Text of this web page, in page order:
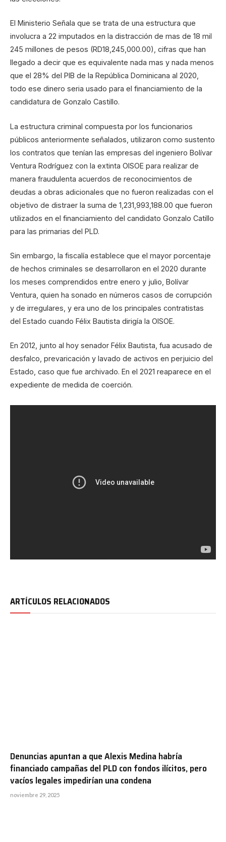
El Ministerio Señala que se trata de una estructura que
involucra a 22 imputados en la distracción de mas de 18 mil
245 millones de pesos (RD18,245,000.00), cifras que han
llegado a decir que es equivalente nada mas y nada menos
que el 28% del PIB de la República Dominicana al 2020,
todo ese dinero seria usado para el financiamiento de la
candidatura de Gonzalo Castillo.
La estructura criminal compuesta por los funcionarios
públicos anteriormente señalados, utilizaron como sustento
los contratos que tenían las empresas del ingeniero Bolívar
Ventura Rodríguez con la extinta OISOE para realizar de
manera fraudulenta acuerdos de reconocimientos de
deudas a obras adicionales que no fueron realizadas con el
objetivo de distraer la suma de 1,231,993,188.00 que fueron
utilizados en el financiamiento del candidato Gonzalo Catillo
para las primarias del PLD.
Sin embargo, la fiscalía establece que el mayor porcentaje
de hechos criminales se desarrollaron en el 2020 durante
los meses comprendidos entre enero y julio, Bolívar
Ventura, quien ha sonado en números casos de corrupción
y de irregulares, y era uno de los principales contratistas
del Estado cuando Félix Bautista dirigía la OISOE.
En 2012, junto al hoy senador Félix Bautista, fua acusado de
desfalco, prevaricación y lavado de activos en perjuicio del
Estado, caso que fue archivado. En el 2021 reaparece en el
expediente de medida de coerción.
ARTÍCULOS RELACIONADOS
Denuncias apuntan a que Alexis Medina habría
financiado campañas del PLD con fondos ilícitos, pero
vacíos legales impedirían una condena
noviembre 29, 2025